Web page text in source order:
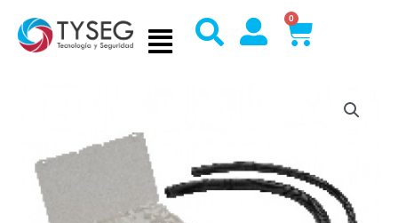
contenido
0
Cart